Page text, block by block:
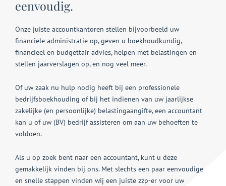
eenvoudig.
Onze juiste accountkantoren stellen bijvoorbeeld uw
financiële administratie op, geven u boekhoudkundig,
financieel en budgettair advies, helpen met belastingen en
stellen jaarverslagen op, en nog veel meer.
Of uw zaak nu hulp nodig heeft bij een professionele
bedrijfsboekhouding of bij het indienen van uw jaarlijkse
zakelijke (en persoonlijke) belastingaangifte, een accountant
kan u of uw (BV) bedrijf assisteren om aan uw behoeften te
voldoen.
Als u op zoek bent naar een accountant, kunt u deze
gemakkelijk vinden bij ons. Met slechts een paar eenvoudige
en snelle stappen vinden wij een juiste zzp-er voor uw